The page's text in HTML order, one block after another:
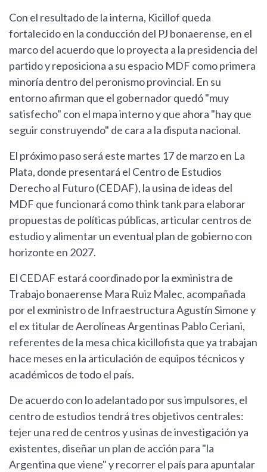
Con el resultado de la interna, Kicillof queda
fortalecido en la conducción del PJ bonaerense, en el
marco del acuerdo que lo proyecta a la presidencia del
partido y reposiciona a su espacio MDF como primera
minoría dentro del peronismo provincial. En su
entorno afirman que el gobernador quedó "muy
satisfecho" con el mapa interno y que ahora "hay que
seguir construyendo" de cara a la disputa nacional.
El próximo paso será este martes 17 de marzo en La
Plata, donde presentará el Centro de Estudios
Derecho al Futuro (CEDAF), la usina de ideas del
MDF que funcionará como think tank para elaborar
propuestas de políticas públicas, articular centros de
estudio y alimentar un eventual plan de gobierno con
horizonte en 2027.
El CEDAF estará coordinado por la exministra de
Trabajo bonaerense Mara Ruiz Malec, acompañada
por el exministro de Infraestructura Agustín Simone y
el ex titular de Aerolíneas Argentinas Pablo Ceriani,
referentes de la mesa chica kicillofista que ya trabajan
hace meses en la articulación de equipos técnicos y
académicos de todo el país.
De acuerdo con lo adelantado por sus impulsores, el
centro de estudios tendrá tres objetivos centrales:
tejer una red de centros y usinas de investigación ya
existentes, diseñar un plan de acción para "la
Argentina que viene" y recorrer el país para apuntalar